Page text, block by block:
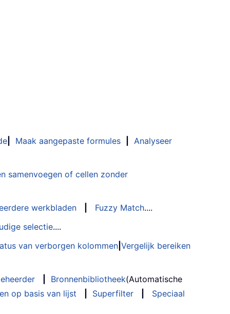
Maak aangepaste formules
Analyseer
samenvoegen of cellen zonder
werkbladen Fuzzy Match....
selectie....
van verborgen kolommen Vergelijk bereiken
Bronnenbibliotheek(Automatische
op basis van lijst Superfilter
Speciaal